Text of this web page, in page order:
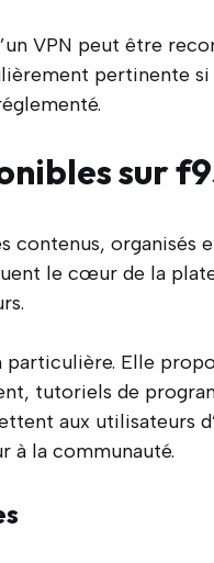
VPN peut être
pertinente si
sur
contenus, organisés
le cœur de la
Elle
tutoriels de
aux utilisateurs
à la communauté.